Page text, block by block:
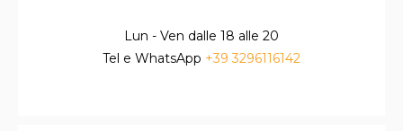
Lun - Ven dalle 18 alle 20
Tel e WhatsApp +39 3296116142